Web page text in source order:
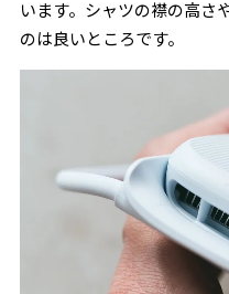
います。シャツの襟の高さ
のは良いところです。